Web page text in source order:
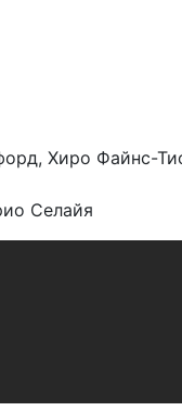
Хиро Файнс-
Селайя